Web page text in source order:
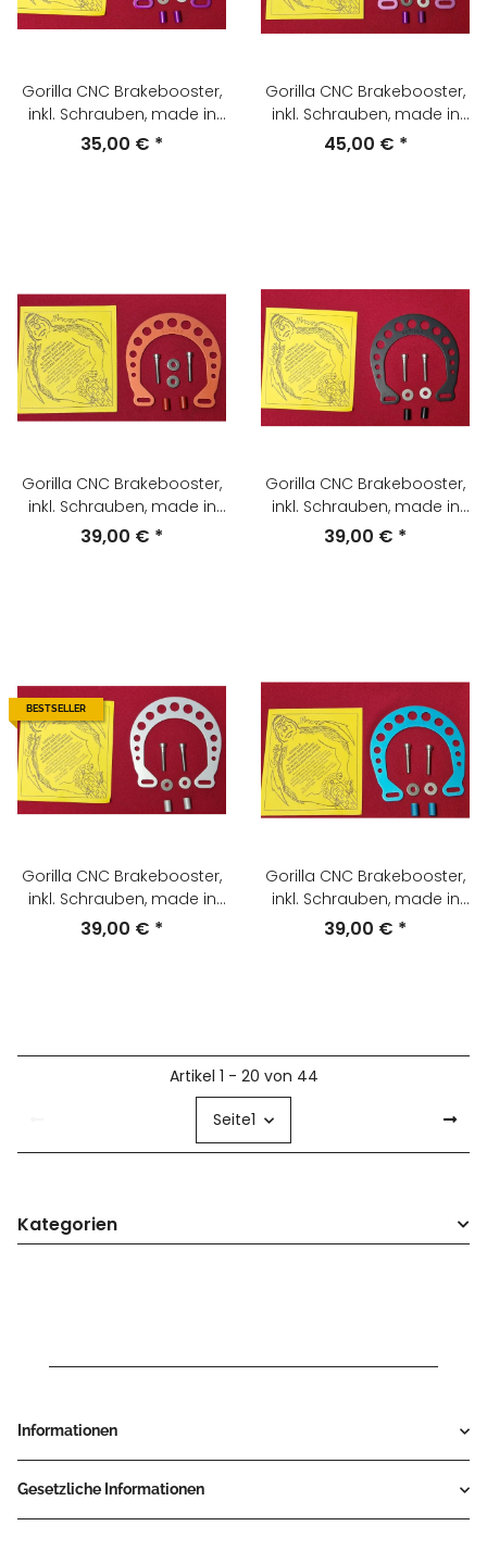
Gorilla CNC Brakebooster,
inkl. Schrauben, made in
USA, purple glänzend, NEU
35,00 € *
Gorilla CNC Brakebooster,
inkl. Schrauben, made in
USA, purple, NEU
45,00 € *
Gorilla CNC Brakebooster,
inkl. Schrauben, made in
USA, rot, NEU
39,00 € *
Gorilla CNC Brakebooster,
inkl. Schrauben, made in
USA, schwarz, NEU
39,00 € *
BESTSELLER
Gorilla CNC Brakebooster,
inkl. Schrauben, made in
USA, silber, NEU
39,00 € *
Gorilla CNC Brakebooster,
inkl. Schrauben, made in
USA, türkis-blau, NEU
39,00 € *
Artikel 1 - 20 von 44
Seite1
Kategorien
Informationen
Gesetzliche Informationen